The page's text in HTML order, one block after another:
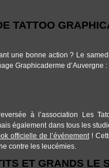
TATTOO
une bonne action ? Le
Graphicaderme d’Auvergne :
à l’association Les
également dans tous les
officielle de l’événement!
contre les leucémies.
ET GRANDS LE